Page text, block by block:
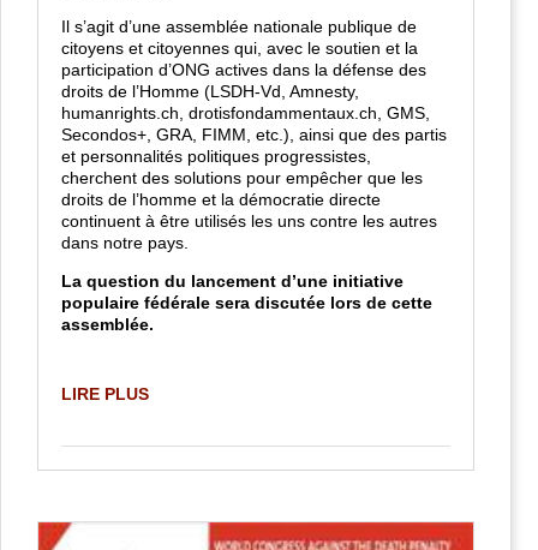
Il s’agit d’une assemblée nationale publique de
citoyens et citoyennes qui, avec le soutien et la
participation d’ONG actives dans la défense des
droits de l’Homme (LSDH-Vd, Amnesty,
humanrights.ch, drotisfondammentaux.ch, GMS,
Secondos+, GRA, FIMM, etc.), ainsi que des partis
et personnalités politiques progressistes,
cherchent des solutions pour empêcher que les
droits de l’homme et la démocratie directe
continuent à être utilisés les uns contre les autres
dans notre pays.
La question du lancement d’une initiative
populaire fédérale sera discutée lors de cette
assemblée.
LIRE PLUS